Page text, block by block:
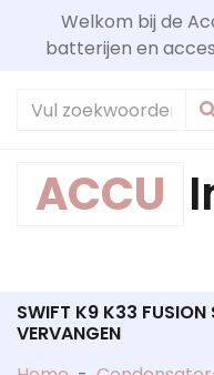
Welkom bij de
batterijen en
ACCU
SWIFT K9 K33 FUSION
VERVANGEN